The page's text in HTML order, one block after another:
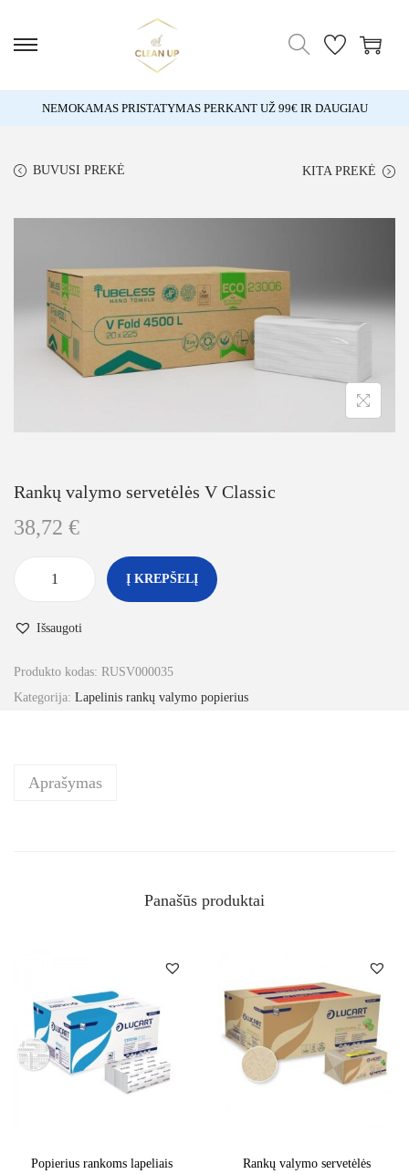
NEMOKAMAS PRISTATYMAS PERKANT UŽ 99€ IR DAUGIAU
BUVUSI PREKĖ KITA PREKĖ
Rankų valymo servetėlės V Classic
38,72 €
Į KREPŠELĮ
Išsaugoti
Produkto kodas: RUSV000035
Kategorija: Lapelinis rankų valymo popierius
Aprašymas
Panašūs produktai
Popierius rankoms lapeliais
Rankų valymo servetėlės